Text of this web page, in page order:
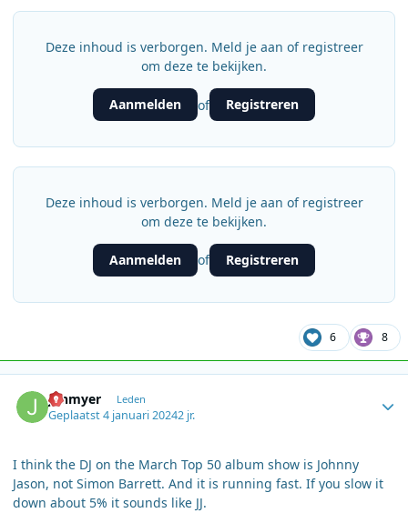
Deze inhoud is verborgen. Meld je aan of registreer
om deze te bekijken.
Aanmelden of Registreren
Deze inhoud is verborgen. Meld je aan of registreer
om deze te bekijken.
Aanmelden of Registreren
6 8
jonmyer Leden
Geplaatst4 januari 20242 jr.
I think the DJ on the March Top 50 album show is Johnny
Jason, not Simon Barrett. And it is running fast. If you slow it
down about 5% it sounds like JJ.